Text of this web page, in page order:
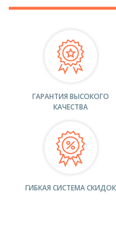
ГАРАНТИЯ ВЫСОКОГО
КАЧЕСТВА
ГИБКАЯ СИСТЕМА СКИДОК